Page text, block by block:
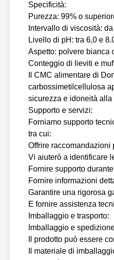
Specificità:
Purezza: 99% o
Intervallo di viscosità:
Livello di pH: tra 6,0 e
Aspetto: polvere bianca
Conteggio di lieviti e
Il CMC alimentare di
carbossimetilcellulosa
sicurezza e idoneità
Supporto e servizi:
Forniamo supporto
tra cui:
Offrire raccomandazioni
Vi aiuterò a identificare
Fornire supporto
Fornire informazioni
Garantire una rigorosa
E fornire assistenza
Imballaggio e trasporto:
Imballaggio e
Il prodotto può essere
Il materiale di